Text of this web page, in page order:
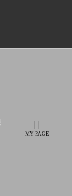
MY PAGE